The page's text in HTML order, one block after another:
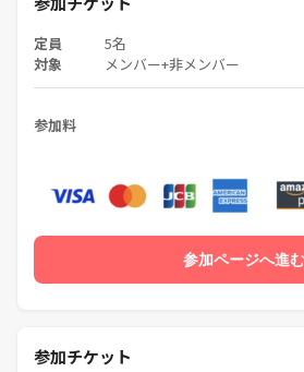
定員 5名
対象 メンバー+非メンバー
参加料
参加ページへ進む
参加チケット